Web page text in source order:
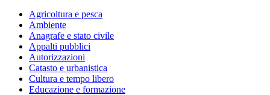
Agricoltura e pesca
Ambiente
Anagrafe e stato civile
Appalti pubblici
Autorizzazioni
Catasto e urbanistica
Cultura e tempo libero
Educazione e formazione